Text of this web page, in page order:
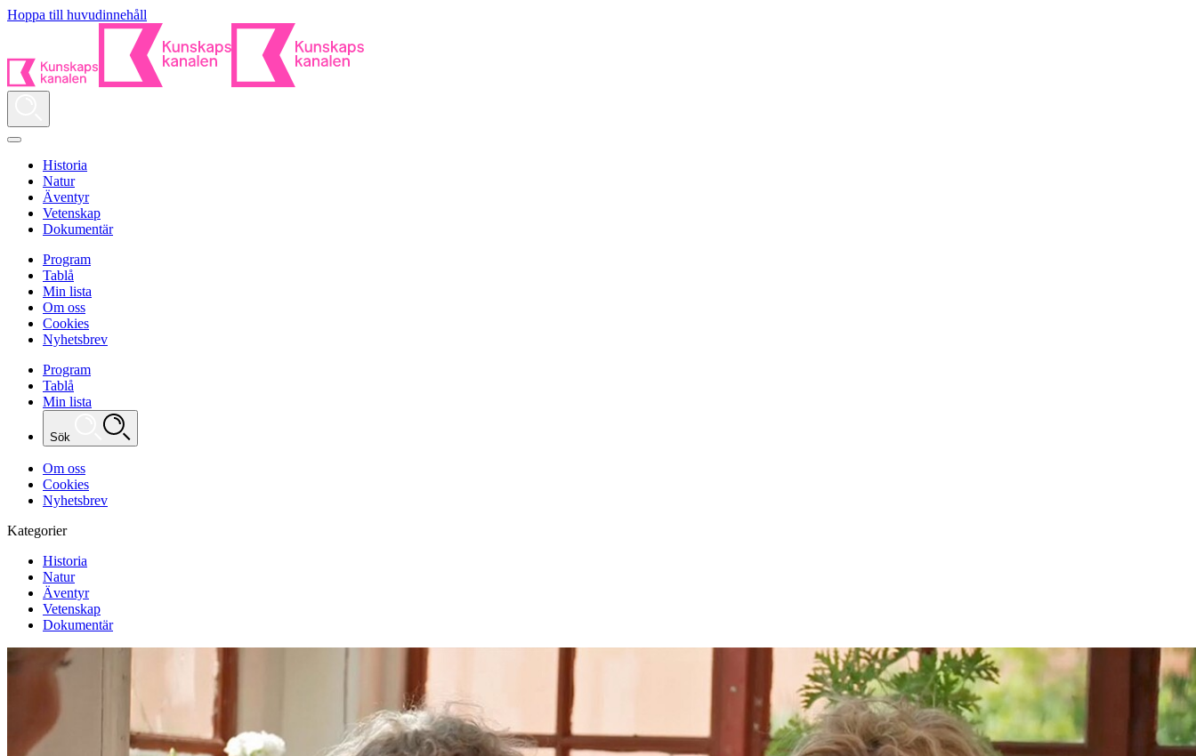
Hoppa till huvudinnehåll
Historia
Natur
Äventyr
Vetenskap
Dokumentär
Program
Tablå
Min lista
Om oss
Cookies
Nyhetsbrev
Program
Tablå
Min lista
Sök
Om oss
Cookies
Nyhetsbrev
Kategorier
Historia
Natur
Äventyr
Vetenskap
Dokumentär